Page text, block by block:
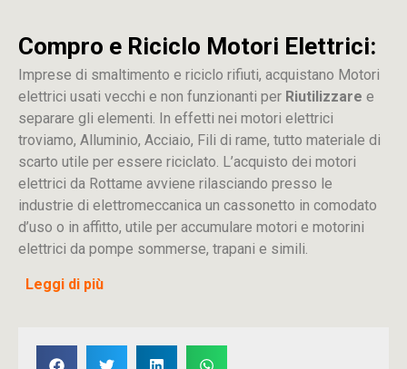
Compro e Riciclo Motori Elettrici:
Imprese di smaltimento e riciclo rifiuti, acquistano Motori
elettrici usati vecchi e non funzionanti per Riutilizzare e
separare gli elementi. In effetti nei motori elettrici
troviamo, Alluminio, Acciaio, Fili di rame, tutto materiale di
scarto utile per essere riciclato. L’acquisto dei motori
elettrici da Rottame avviene rilasciando presso le
industrie di elettromeccanica un cassonetto in comodato
d’uso o in affitto, utile per accumulare motori e motorini
elettrici da pompe sommerse, trapani e simili.
Leggi di più